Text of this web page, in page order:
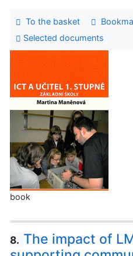
To the basket
Selected documents
book
8. The impact of